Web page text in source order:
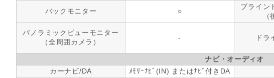
バックモニター ○
ブライン
パノラミックビューモニター
（全周囲カメラ）
- ドラ
ナビ・オーディオ
カーナビ/DA
ﾒﾓﾘｰﾅﾋﾞ(IN) またはﾅﾋﾞ付きDA